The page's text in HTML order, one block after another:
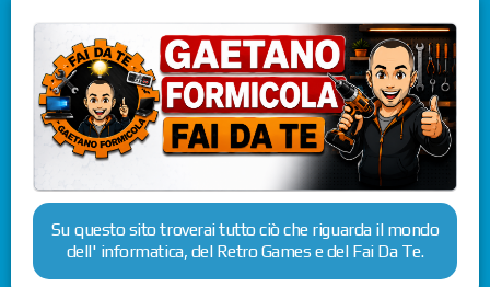
Su questo sito troverai tutto ciò che riguarda il mondo
dell' informatica, del Retro Games e del Fai Da Te.